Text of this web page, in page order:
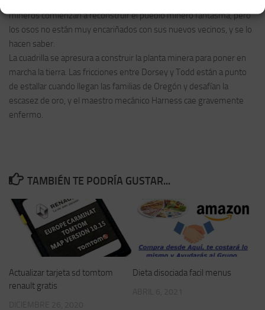
mineros comienzan a reconstruir el pueblo minero fantasma, pero
los osos no están muy encariñados con sus nuevos vecinos, y se lo
hacen saber.
La cuadrilla se apresura a construir la planta minera para poner en
marcha la tierra. Las fricciones entre Dorsey y Todd están a punto
de estallar cuando llegan las familias de Oregón y desafían la
escasez de oro, y el maestro mecánico Harness cae gravemente
enfermo.
TAMBIÉN TE PODRÍA GUSTAR...
Actualizar tarjeta sd tomtom
renault gratis
Dieta disociada facil menus